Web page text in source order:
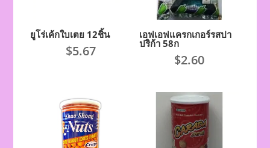
ยูโร่เค้กใบเตย 12ชิ้น
$5.67
เอฟเอฟแครกเกอร์รสปา
ปริก้า 58ก
$2.60